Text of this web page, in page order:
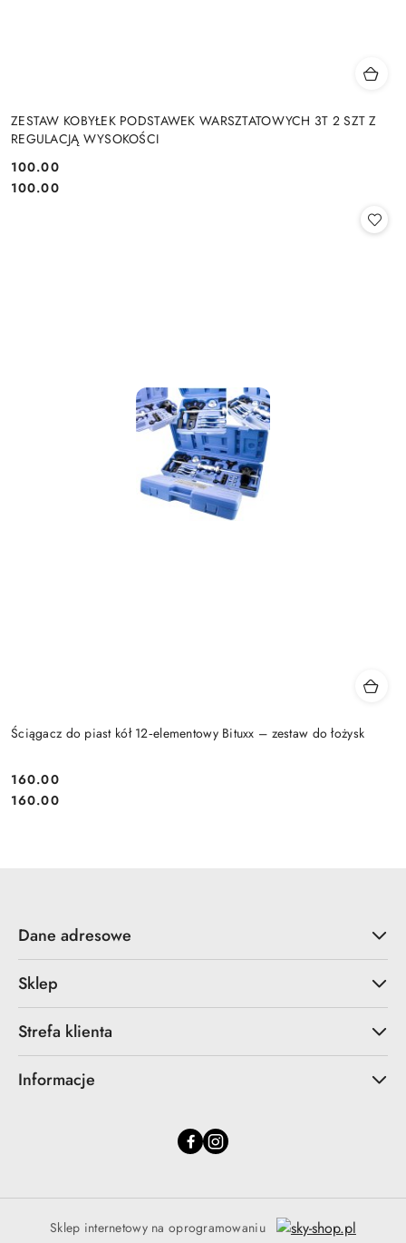
ZESTAW KOBYŁEK PODSTAWEK WARSZTATOWYCH 3T 2 SZT Z
REGULACJĄ WYSOKOŚCI
Cena:
100.00
Cena:
100.00
Ściągacz do piast kół 12‑elementowy Bituxx – zestaw do łożysk
Cena:
160.00
Cena:
160.00
Dane adresowe
Sklep
Strefa klienta
Informacje
Sklep internetowy na oprogramowaniu